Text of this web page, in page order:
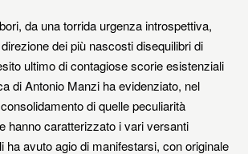
da una torrida urgenza introspettiva,
dei più nascosti disequilibri di
ultimo di contagiose scorie esistenziali
di Antonio Manzi ha evidenziato, nel
di quelle peculiarità
hanno caratterizzato i vari versanti
ha avuto agio di manifestarsi, con originale